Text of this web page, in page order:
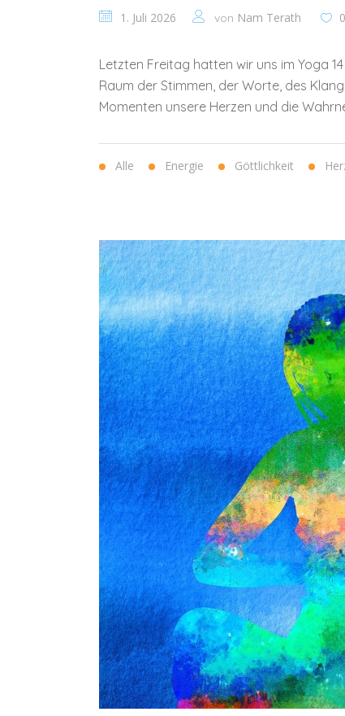
1. Juli 2026 von Nam Terath 0
Letzten Freitag hatten wir uns im Yoga
Raum der Stimmen, der Worte, des
Momenten unsere Herzen und die
Alle Energie Göttlichkeit